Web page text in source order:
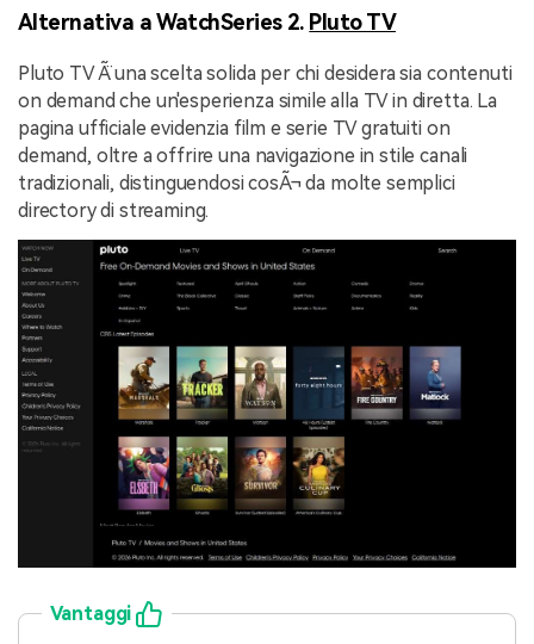
Alternativa a WatchSeries 2. Pluto TV
Pluto TV Ã¨ una scelta solida per chi desidera sia contenuti
on demand che un'esperienza simile alla TV in diretta. La
pagina ufficiale evidenzia film e serie TV gratuiti on
demand, oltre a offrire una navigazione in stile canali
tradizionali, distinguendosi cosÃ¬ da molte semplici
directory di streaming.
Vantaggi